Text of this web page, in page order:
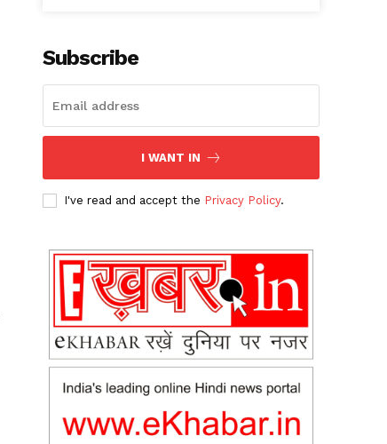
Subscribe
I WANT IN
I've read and accept the Privacy Policy.